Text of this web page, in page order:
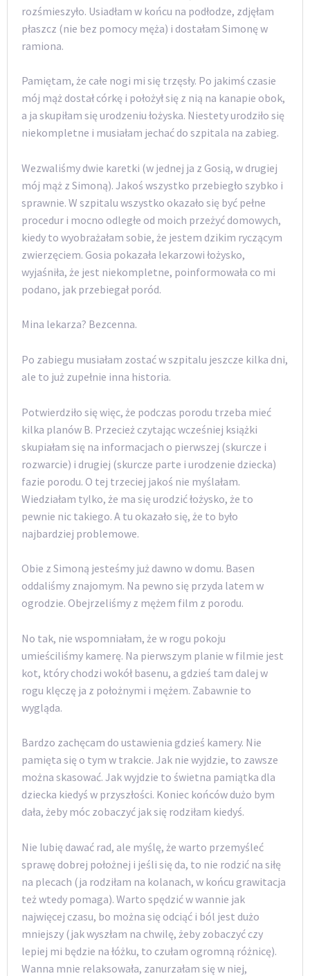
rozśmieszyło. Usiadłam w końcu na podłodze, zdjęłam
płaszcz (nie bez pomocy męża) i dostałam Simonę w
ramiona.
Pamiętam, że całe nogi mi się trzęsły. Po jakimś czasie
mój mąż dostał córkę i położył się z nią na kanapie obok,
a ja skupiłam się urodzeniu łożyska. Niestety urodziło się
niekompletne i musiałam jechać do szpitala na zabieg.
Wezwaliśmy dwie karetki (w jednej ja z Gosią, w drugiej
mój mąż z Simoną). Jakoś wszystko przebiegło szybko i
sprawnie. W szpitalu wszystko okazało się być pełne
procedur i mocno odległe od moich przeżyć domowych,
kiedy to wyobrażałam sobie, że jestem dzikim ryczącym
zwierzęciem. Gosia pokazała lekarzowi łożysko,
wyjaśniła, że jest niekompletne, poinformowała co mi
podano, jak przebiegał poród.
Mina lekarza? Bezcenna.
Po zabiegu musiałam zostać w szpitalu jeszcze kilka dni,
ale to już zupełnie inna historia.
Potwierdziło się więc, że podczas porodu trzeba mieć
kilka planów B. Przecież czytając wcześniej książki
skupiałam się na informacjach o pierwszej (skurcze i
rozwarcie) i drugiej (skurcze parte i urodzenie dziecka)
fazie porodu. O tej trzeciej jakoś nie myślałam.
Wiedziałam tylko, że ma się urodzić łożysko, że to
pewnie nic takiego. A tu okazało się, że to było
najbardziej problemowe.
Obie z Simoną jesteśmy już dawno w domu. Basen
oddaliśmy znajomym. Na pewno się przyda latem w
ogrodzie. Obejrzeliśmy z mężem film z porodu.
No tak, nie wspomniałam, że w rogu pokoju
umieściliśmy kamerę. Na pierwszym planie w filmie jest
kot, który chodzi wokół basenu, a gdzieś tam dalej w
rogu klęczę ja z położnymi i mężem. Zabawnie to
wygląda.
Bardzo zachęcam do ustawienia gdzieś kamery. Nie
pamięta się o tym w trakcie. Jak nie wyjdzie, to zawsze
można skasować. Jak wyjdzie to świetna pamiątka dla
dziecka kiedyś w przyszłości. Koniec końców dużo bym
dała, żeby móc zobaczyć jak się rodziłam kiedyś.
Nie lubię dawać rad, ale myślę, że warto przemyśleć
sprawę dobrej położnej i jeśli się da, to nie rodzić na siłę
na plecach (ja rodziłam na kolanach, w końcu grawitacja
też wtedy pomaga). Warto spędzić w wannie jak
najwięcej czasu, bo można się odciąć i ból jest dużo
mniejszy (jak wyszłam na chwilę, żeby zobaczyć czy
lepiej mi będzie na łóżku, to czułam ogromną różnicę).
Wanna mnie relaksowała, zanurzałam się w niej,